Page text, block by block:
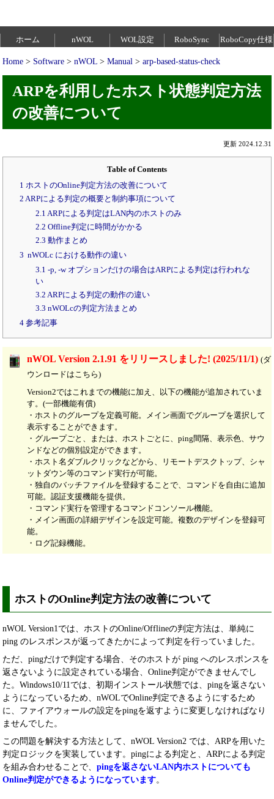
ホーム nWOL WOL設定 RoboSync RoboCopy仕様
Home > Software > nWOL > Manual > arp-based-status-check
ARPを利用したホスト状態判定方法
の改善について
更新 2024.12.31
Table of Contents
1 ホストのOnline判定方法の改善について
2 ARPによる判定の概要と制約事項について
2.1 ARPによる判定はLAN内のホストのみ
2.2 Offline判定に時間がかかる
2.3 動作まとめ
3 nWOLc における動作の違い
3.1 -p, -w オプションだけの場合はARPによる判定は行われな
い
3.2 ARPによる判定の動作の違い
3.3 nWOLcの判定方法まとめ
4 参考記事
nWOL Version 2.1.91 をリリースしました! (2025/11/1) (ダ
ウンロードはこちら)
Version2ではこれまでの機能に加え、以下の機能が追加されていま
す。(一部機能有償)
・ホストのグループを定義可能。メイン画面でグループを選択して
表示することができます。
・グループごと、または、ホストごとに、ping間隔、表示色、サウ
ンドなどの個別設定ができます。
・ホスト名ダブルクリックなどから、リモートデスクトップ、シャ
ットダウン等のコマンド実行が可能。
・独自のバッチファイルを登録することで、コマンドを自由に追加
可能。認証支援機能を提供。
・コマンド実行を管理するコマンドコンソール機能。
・メイン画面の詳細デザインを設定可能。複数のデザインを登録可
能。
・ログ記録機能。
ホストのOnline判定方法の改善について
nWOL Version1では、ホストのOnline/Offlineの判定方法は、単純に
ping のレスポンスが返ってきたかによって判定を行っていました。
ただ、pingだけで判定する場合、そのホストが ping へのレスポンスを
返さないように設定されている場合、Online判定ができませんでし
た。Windows10/11では、初期インストール状態では、pingを返さない
ようになっているため、nWOLでOnline判定できるようにするため
に、ファイアウォールの設定をpingを返すように変更しなければなり
ませんでした。
この問題を解決する方法として、nWOL Version2 では、ARPを用いた
判定ロジックを実装しています。pingによる判定と、ARPによる判定
を組み合わせることで、 pingを返さないLAN内ホストについても
Online判定ができるようになっています。